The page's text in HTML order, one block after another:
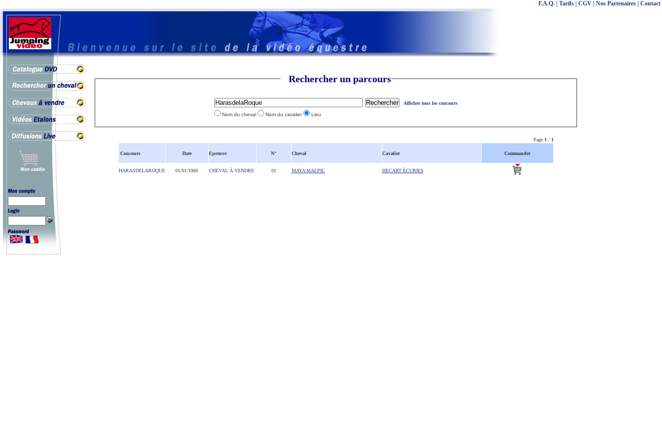
F.A.Q. Tarifs CGV Nos Partenaires Contact
Rechercher un parcours
Afficher tous les concours
Nom du cheval Nom du cavalier Lieu
Page 1 / 1
Concours Date Epreuve N° Cheval Cavalier Commander
HARASDELAROQUE 01/01/1960 CHEVAL À VENDRE 01 MAYA MALPIC HECART ÉCURIES